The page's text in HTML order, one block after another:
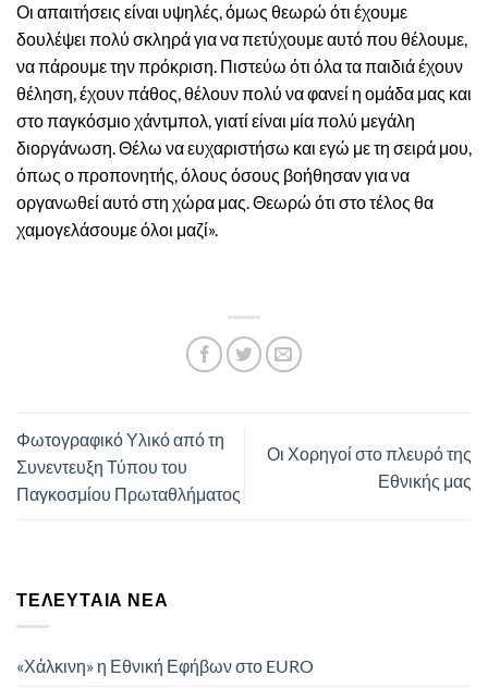
Οι απαιτήσεις είναι υψηλές, όμως θεωρώ ότι έχουμε
δουλέψει πολύ σκληρά για να πετύχουμε αυτό που θέλουμε,
να πάρουμε την πρόκριση. Πιστεύω ότι όλα τα παιδιά έχουν
θέληση, έχουν πάθος, θέλουν πολύ να φανεί η ομάδα μας και
στο παγκόσμιο χάντμπολ, γιατί είναι μία πολύ μεγάλη
διοργάνωση. Θέλω να ευχαριστήσω και εγώ με τη σειρά μου,
όπως ο προπονητής, όλους όσους βοήθησαν για να
οργανωθεί αυτό στη χώρα μας. Θεωρώ ότι στο τέλος θα
χαμογελάσουμε όλοι μαζί».
Φωτογραφικό Υλικό από τη
Συνεντευξη Τύπου του
Παγκοσμίου Πρωταθλήματος
Οι Χορηγοί στο πλευρό της
Εθνικής μας
ΤΕΛΕΥΤΑΊΑ ΝΈΑ
«Χάλκινη» η Εθνική Εφήβων στο EURO